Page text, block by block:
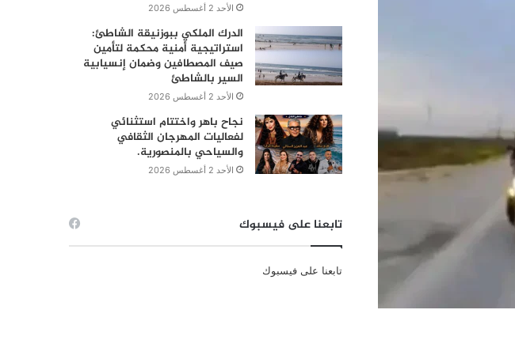
الأحد 2 أغسطس 2026
الدرك الملكي ببوزنيقة الشاطئ:
استراتيجية أمنية محكمة لتأمين
صيف المصطافين وضمان إنسيابية
السير بالشاطئ
الأحد 2 أغسطس 2026
نجاح باهر واختتام استثنائي
لفعاليات المهرجان الثقافي
والسياحي بالمنصورية.
الأحد 2 أغسطس 2026
تابعنا على فيسبوك
تابعنا على فيسبوك